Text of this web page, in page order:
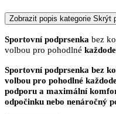
Zobrazit popis kategorie Skrýt
Sportovní podprsenka bez
volbou pro pohodlné
Sportovní podprsenka bez
volbou pro pohodlné
podporu a maximální
odpočinku nebo nenáročný